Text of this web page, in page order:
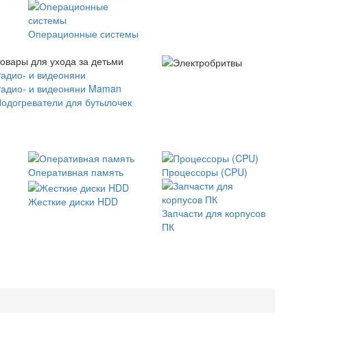
Операционные системы
для ухода за детьми
и видеоняни
и видеоняни Maman
для бутылочек
Оперативная память Процессоры (CPU)
Жесткие диски HDD
Запчасти для корпусов
ПК